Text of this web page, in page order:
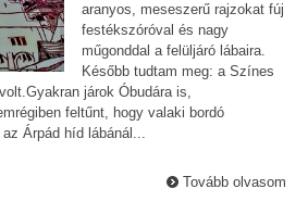
aranyos, meseszerű rajzokat fúj
festékszóróval és nagy
műgonddal a felüljáró lábaira.
Később tudtam meg: a Színes
járok Óbudára is,
feltűnt, hogy valaki bordó
Árpád híd lábánál...
Tovább olvasom